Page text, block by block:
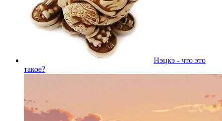
Нэцкэ - что это
такое?